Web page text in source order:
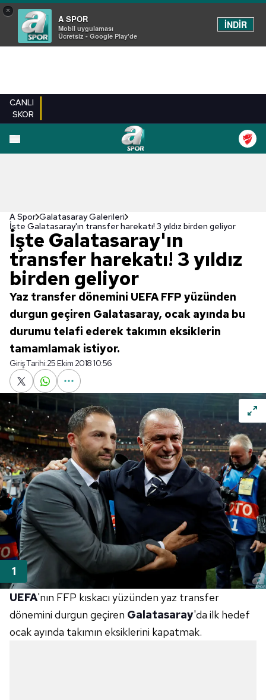
×
A SPOR
Mobil uygulaması
Ücretsiz - Google Play'de
İNDİR
CANLI
SKOR
EN YENILER
A Spor Galatasaray Galerileri
İşte Galatasaray'ın transfer harekatı! 3 yıldız birden geliyor
İşte Galatasaray'ın
transfer harekatı! 3 yıldız
birden geliyor
Yaz transfer dönemini UEFA FFP yüzünden
durgun geçiren Galatasaray, ocak ayında bu
durumu telafi ederek takımın eksiklerin
tamamlamak istiyor.
Giriş Tarihi:25 Ekim 2018 10:56
UEFA'nın FFP kıskacı yüzünden yaz transfer
dönemini durgun geçiren Galatasaray'da ilk hedef
ocak ayında takımın eksiklerini kapatmak.